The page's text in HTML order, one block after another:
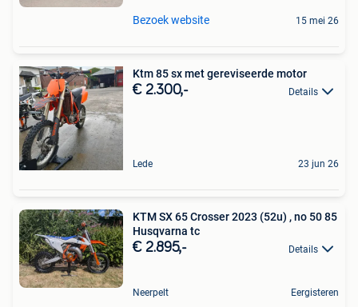
Bezoek website 15 mei 26
Ktm 85 sx met gereviseerde motor
€ 2.300,- Details
Lede 23 jun 26
KTM SX 65 Crosser 2023 (52u) , no 50 85
Husqvarna tc
€ 2.895,- Details
Neerpelt Eergisteren